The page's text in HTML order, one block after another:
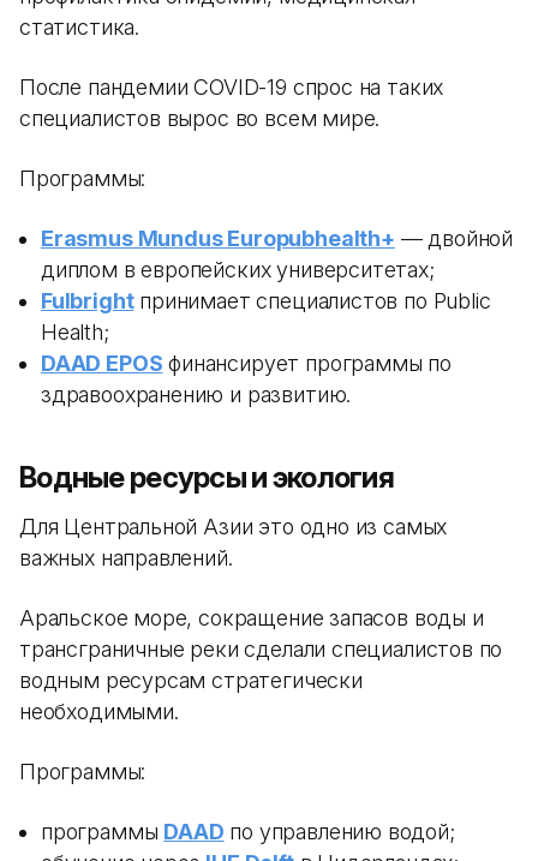
статистика.
После пандемии COVID-19 спрос на таких
специалистов вырос во всем мире.
Программы:
Erasmus Mundus Europubhealth+ — двойной
диплом в европейских университетах;
Fulbrightпринимает специалистов по Public
Health;
DAAD EPOS финансирует программы по
здравоохранению и развитию.
Водные ресурсы и экология
Для Центральной Азии это одно из самых
важных направлений.
Аральское море, сокращение запасов воды и
трансграничные реки сделали специалистов по
водным ресурсам стратегически
необходимыми.
Программы:
программы DAAD по управлению водой;